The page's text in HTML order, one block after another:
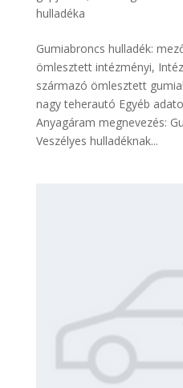
hulladéka
Gumiabroncs hulladék:
ömlesztett intézményi,
származó ömlesztett
nagy teherautó Egyéb
Anyagáram megnevezés:
Veszélyes hulladéknak...